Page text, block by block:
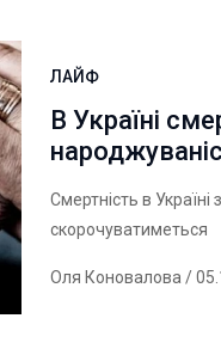
ЛАЙФ
В Україні
Смертність в
скорочуватиметься
Оля Коновалова /